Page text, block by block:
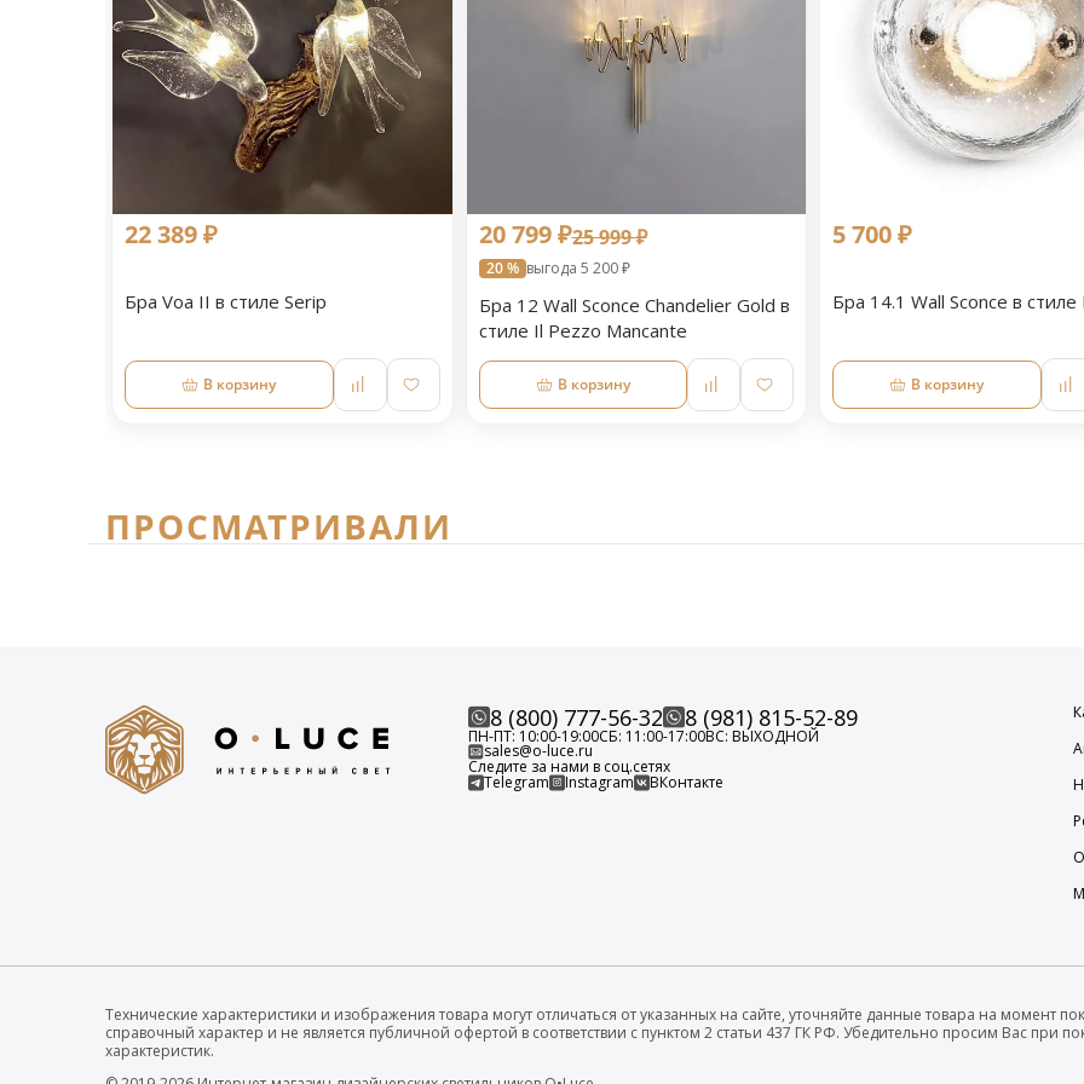
22 389 ₽
Бра Voa II в стиле Serip
В корзину
20 799 ₽25 999 ₽
20 % выгода 5 200 ₽
Бра 12 Wall Sconce Chandelier Gold в
стиле Il Pezzo Mancante
В корзину
5 700 ₽
Бра 14.1 Wall Sconce в стиле
В корзину
ПРОСМАТРИВАЛИ
8 (800) 777-56-32 8 (981) 815-52-89
ПН-ПТ: 10:00-19:00СБ: 11:00-17:00ВС: ВЫХОДНОЙ
sales@o-luce.ru
Следите за нами в соц.сетях
Telegram Instagram ВКонтакте
Технические характеристики и изображения товара могут отличаться от указанных на сайте, уточняйте данные товара на момент
справочный характер и не является публичной офертой в соответствии с пунктом 2 статьи 437 ГК РФ. Убедительно просим Вас при
характеристик.